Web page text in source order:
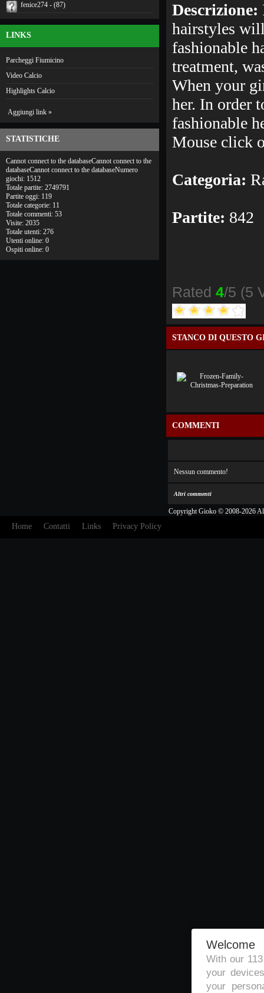
fenice274 - (87)
LINKS
Parcheggi Fiumicino
Video Calcio
Highlights Calcio
Aggiungi link »
STATISTICHE
Cannot connect to the databaseCannot connect to the
databaseCannot connect to the databaseNumero
giochi: 1512
Totale partite: 2749791
Partite oggi: 119
Totale categorie: 11
Totale commenti: 53
Visite: 2035
Totale utenti: 276
Utenti online: 0
Ospiti online: 0
Descrizione:
hairstyles
fashionable
treatment,
When your
her. In order
fashionable
Mouse click
Categoria:
Partite: 842
Rated 4/5 (5
STANCO DI QUESTO
COMMENTI
Nessun commento!
Altri commenti
Copyright Gioko © 2008-2026
Home Contatti Links Privacy Policy
Welcome
With our
your
your